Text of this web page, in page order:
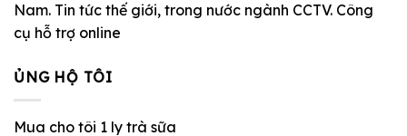
Nam. Tin tức thế giới, trong nước ngành CCTV. Công
cụ hỗ trợ online
ỦNG HỘ TÔI
Mua cho tôi 1 ly trà sữa